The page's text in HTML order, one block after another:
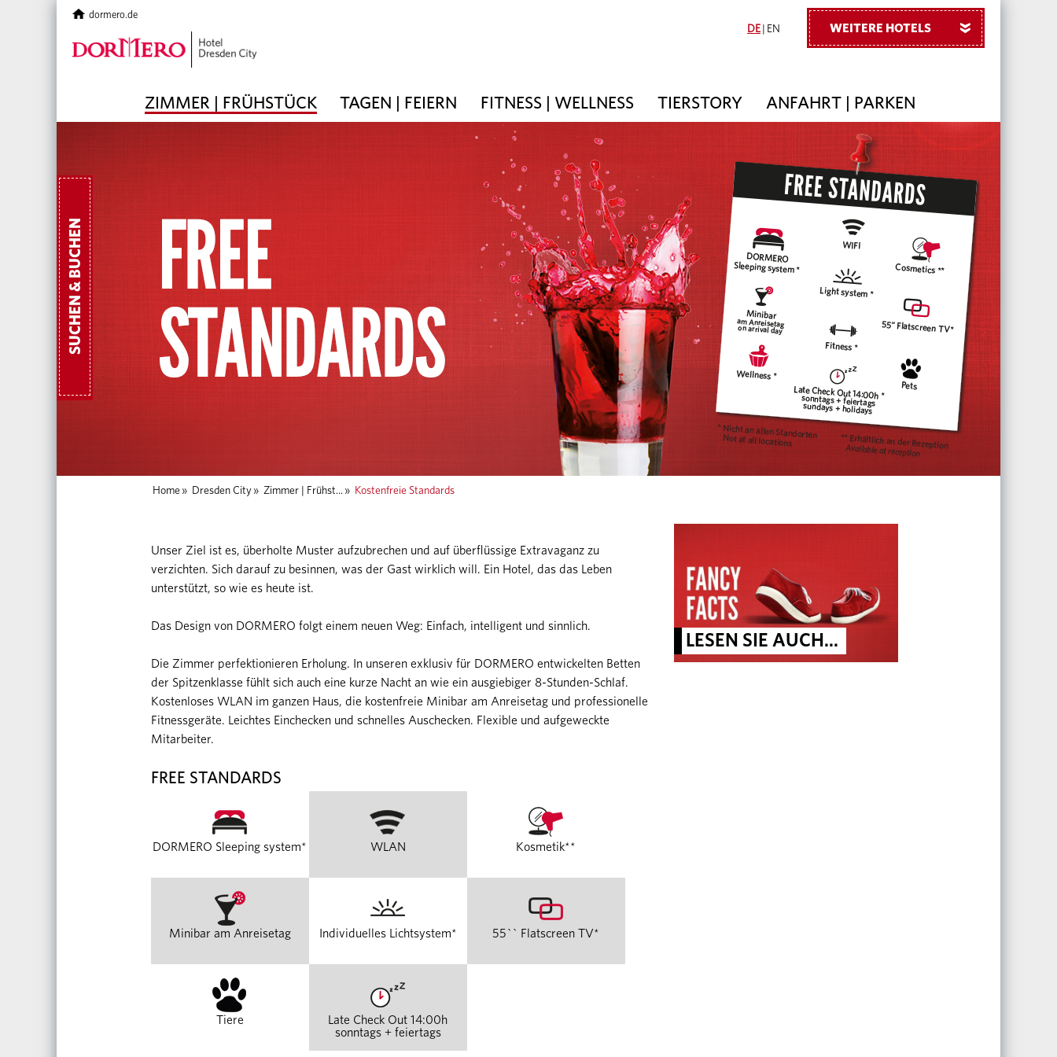
DE EN
ZIMMER | FRÜHSTÜCK TAGEN | FEIERN FITNESS | WELLNESS TIERSTORY ANFAHRT | PARKEN
dormero.de
WEITERE HOTELS »
SUCHEN & BUCHEN
Home » Dresden City » Zimmer | Frühst... » Kostenfreie Standards
Unser Ziel ist es, überholte Muster aufzubrechen und auf überflüssige Extravaganz zu
verzichten. Sich darauf zu besinnen, was der Gast wirklich will. Ein Hotel, das das Leben
unterstützt, so wie es heute ist.
Das Design von DORMERO folgt einem neuen Weg: Einfach, intelligent und sinnlich.
Die Zimmer perfektionieren Erholung. In unseren exklusiv für DORMERO entwickelten Betten
der Spitzenklasse fühlt sich auch eine kurze Nacht an wie ein ausgiebiger 8-Stunden-Schlaf.
Kostenloses WLAN im ganzen Haus, die kostenfreie Minibar am Anreisetag und professionelle
Fitnessgeräte. Leichtes Einchecken und schnelles Auschecken. Flexible und aufgeweckte
Mitarbeiter.
FREE STANDARDS
DORMERO Sleeping system* WLAN Kosmetik**
Minibar am Anreisetag Individuelles Lichtsystem* 55`` Flatscreen TV*
Tiere
Late Check Out 14:00h
sonntags + feiertags
LESEN SIE AUCH...